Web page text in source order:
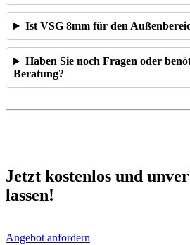
Ist VSG 8mm für den
Haben Sie noch Fragen oder
Beratung?
Jetzt kostenlos und
lassen!
Angebot anfordern